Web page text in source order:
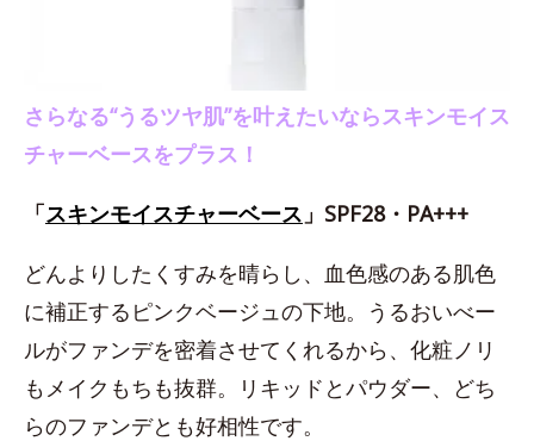
さらなる“うるツヤ肌”を叶えたいならスキンモイス
チャーベースをプラス！
「スキンモイスチャーベース 」SPF28・PA+++
どんよりしたくすみを晴らし、血色感のある肌色
に補正するピンクベージュの下地。うるおいべー
ルがファンデを密着させてくれるから、化粧ノリ
もメイクもちも抜群。リキッドとパウダー、どち
らのファンデとも好相性です。